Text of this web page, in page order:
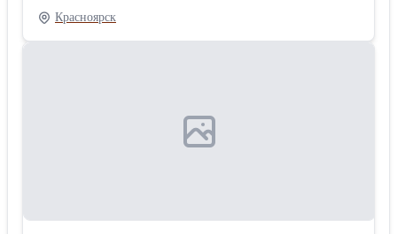
обременений, любая форма расчетов, ипотека, мат капитал
и сертификаты рассматриваются. Цена 4300000руб.
Красноярск